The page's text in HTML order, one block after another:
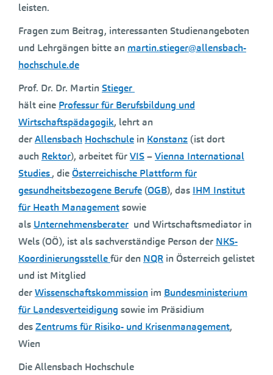
leisten.
Fragen zum Beitrag, interessanten Studienangeboten
und Lehrgängen bitte an martin.stieger@allensbach-
hochschule.de
Prof. Dr. Dr. Martin Stieger
hält eine Professur für Berufsbildung und
Wirtschaftspädagogik, lehrt an
derAllensbach Hochschule in Konstanz (ist dort
auch Rektor), arbeitet fürVIS–Vienna International
Studies, dieÖsterreichische Plattform für
gesundheitsbezogene Berufe (OGB), das IHM Institut
für Heath Managementsowie
als Unternehmensberater und Wirtschaftsmediator in
Wels (OÖ), ist als sachverständige Person der NKS-
Koordinierungsstellefür den NQR in Österreich gelistet
und ist Mitglied
derWissenschaftskommission im Bundesministerium
für Landesverteidigung sowie im Präsidium
desZentrums für Risiko- und Krisenmanagement,
Wien
Die Allensbach Hochschule